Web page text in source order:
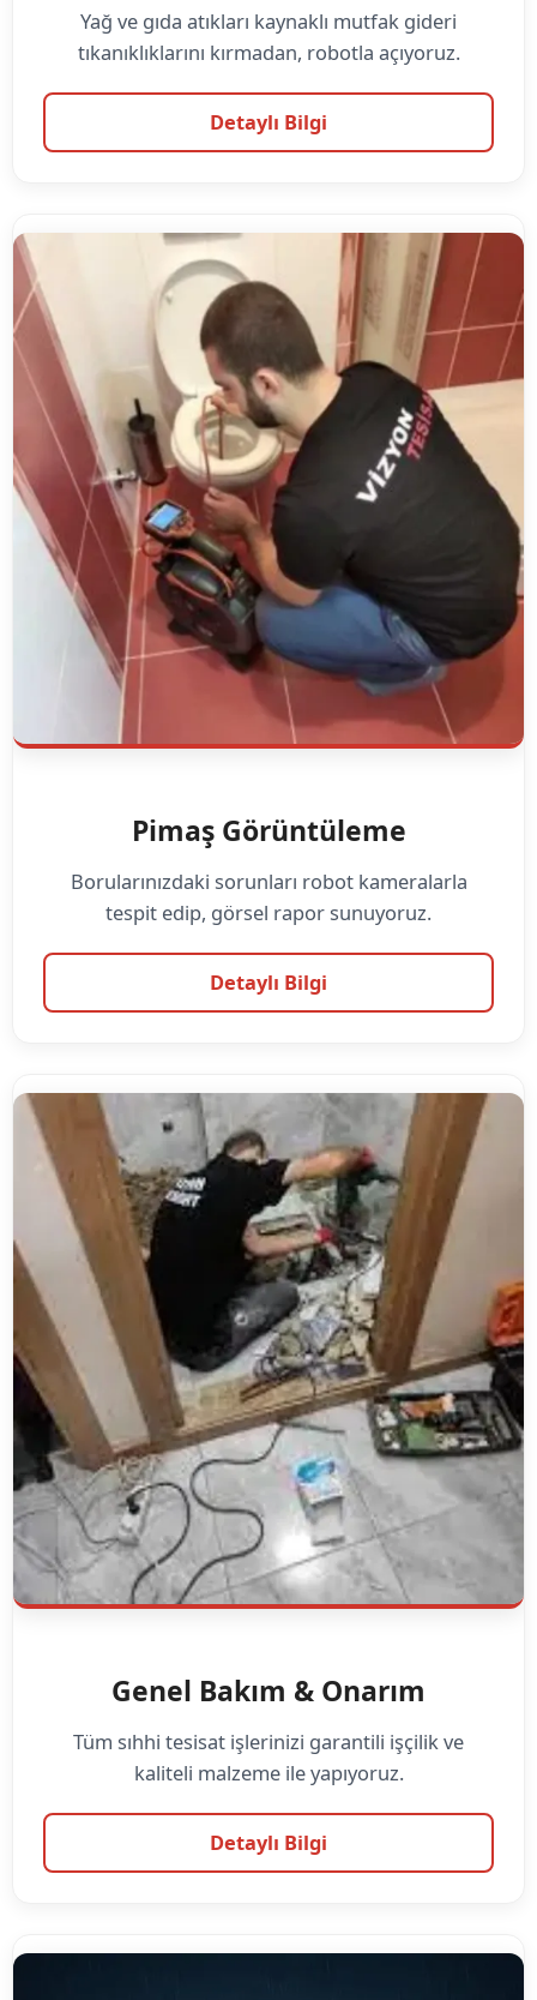
Yağ ve gıda atıkları kaynaklı mutfak gideri
tıkanıklıklarını kırmadan, robotla açıyoruz.
Detaylı Bilgi
Pimaş Görüntüleme
Borularınızdaki sorunları robot kameralarla
tespit edip, görsel rapor sunuyoruz.
Detaylı Bilgi
Genel Bakım & Onarım
Tüm sıhhi tesisat işlerinizi garantili işçilik ve
kaliteli malzeme ile yapıyoruz.
Detaylı Bilgi